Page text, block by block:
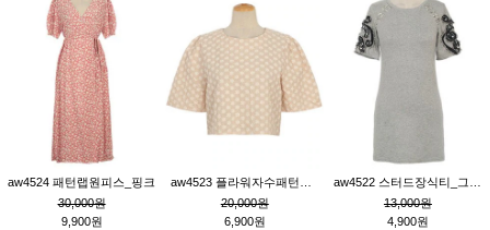
aw4524 패턴랩원피스_핑크
30,000원
9,900원
20,000원
6,900원
13,000원
4,900원